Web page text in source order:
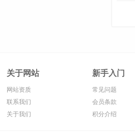
关于网站
网站资质
联系我们
关于我们
新手入门
常见问题
会员条款
积分介绍